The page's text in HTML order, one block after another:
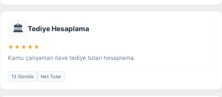
🏛️ Tediye Hesaplama
★★★★★
Kamu çalışanları ilave tediye tutarı hesaplama.
13 Günlük Net Tutar